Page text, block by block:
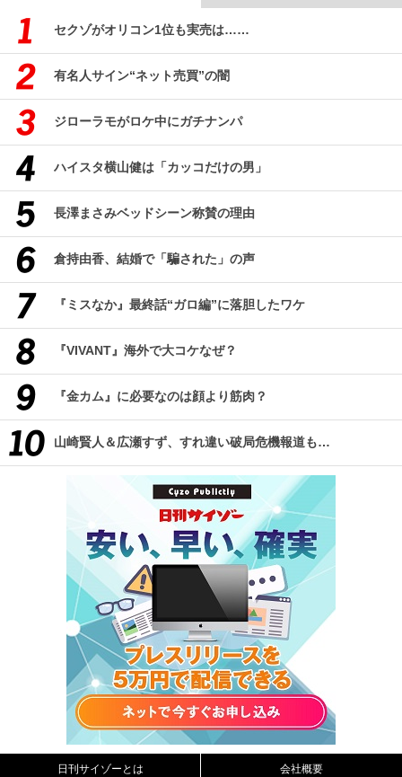
セクゾがオリコン1位も実売は……
有名人サイン“ネット売買”の闇
ジローラモがロケ中にガチナンパ
ハイスタ横山健は「カッコだけの男」
長澤まさみベッドシーン称賛の理由
倉持由香、結婚で「騙された」の声
『ミスなか』最終話“ガロ編”に落胆したワケ
『VIVANT』海外で大コケなぜ？
『金カム』に必要なのは顔より筋肉？
山崎賢人＆広瀬すず、すれ違い破局危機報道も…
日刊サイゾーとは 会社概要